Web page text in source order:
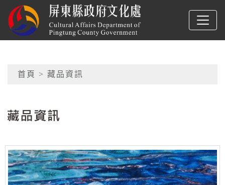
跳到主要內容
屏東縣政府文化處
網頁導覽
首頁 > 藏品資訊